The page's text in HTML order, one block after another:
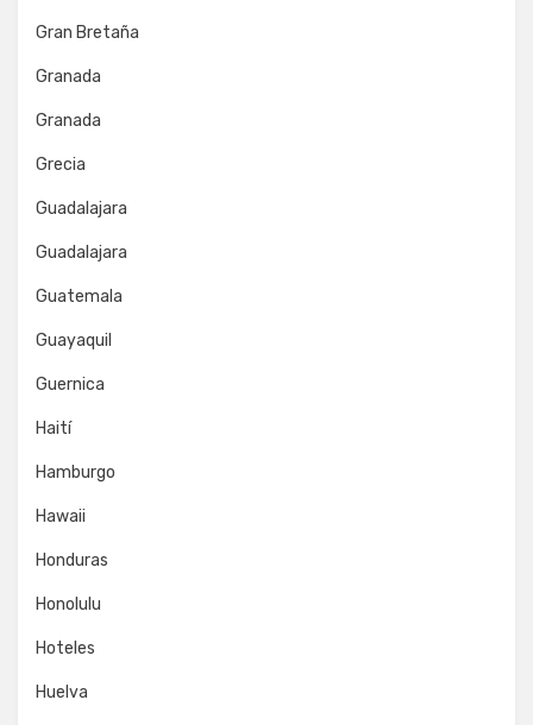
Gran Bretaña
Granada
Granada
Grecia
Guadalajara
Guadalajara
Guatemala
Guayaquil
Guernica
Haití
Hamburgo
Hawaii
Honduras
Honolulu
Hoteles
Huelva